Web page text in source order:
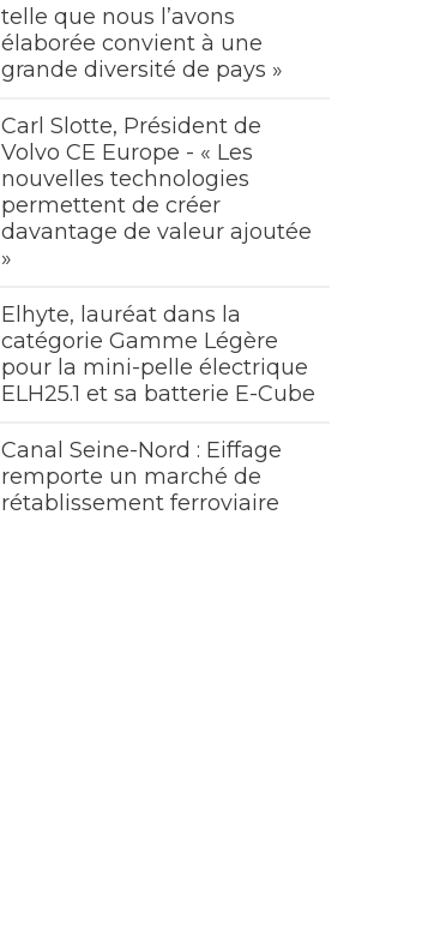
telle que nous l’avons
élaborée convient à une
grande diversité de pays »
Carl Slotte, Président de
Volvo CE Europe - « Les
nouvelles technologies
permettent de créer
davantage de valeur ajoutée
»
Elhyte, lauréat dans la
catégorie Gamme Légère
pour la mini-pelle électrique
ELH25.1 et sa batterie E-Cube
Canal Seine-Nord : Eiffage
remporte un marché de
rétablissement ferroviaire